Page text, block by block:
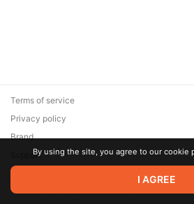
© 2026 Zaya Solutions Limited. All rights
are the property of their respective
Terms of service
Privacy policy
Brand
SupportBy using the site, you agree to our cookie
I AGREE